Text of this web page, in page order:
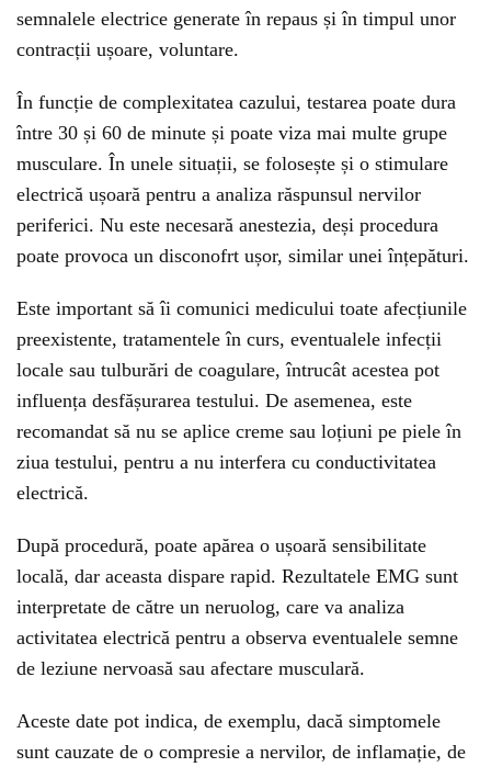
semnalele electrice generate în repaus și în timpul unor
contracții ușoare, voluntare.
În funcție de complexitatea cazului, testarea poate dura
între 30 și 60 de minute și poate viza mai multe grupe
musculare. În unele situații, se folosește și o stimulare
electrică ușoară pentru a analiza răspunsul nervilor
periferici. Nu este necesară anestezia, deși procedura
poate provoca un disconofrt ușor, similar unei înțepături.
Este important să îi comunici medicului toate afecțiunile
preexistente, tratamentele în curs, eventualele infecții
locale sau tulburări de coagulare, întrucât acestea pot
influența desfășurarea testului. De asemenea, este
recomandat să nu se aplice creme sau loțiuni pe piele în
ziua testului, pentru a nu interfera cu conductivitatea
electrică.
După procedură, poate apărea o ușoară sensibilitate
locală, dar aceasta dispare rapid. Rezultatele EMG sunt
interpretate de către un neruolog, care va analiza
activitatea electrică pentru a observa eventualele semne
de leziune nervoasă sau afectare musculară.
Aceste date pot indica, de exemplu, dacă simptomele
sunt cauzate de o compresie a nervilor, de inflamație, de